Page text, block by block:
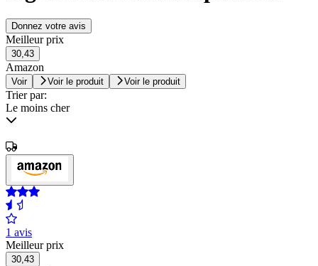
Donnez votre avis
Meilleur prix
30,43
Amazon
Voir Voir le produit Voir le produit
Trier par:
Le moins cher
1 avis
Meilleur prix
30,43